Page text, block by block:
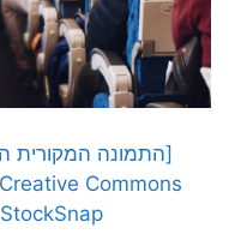
StockSnap לאתר Pixabay]